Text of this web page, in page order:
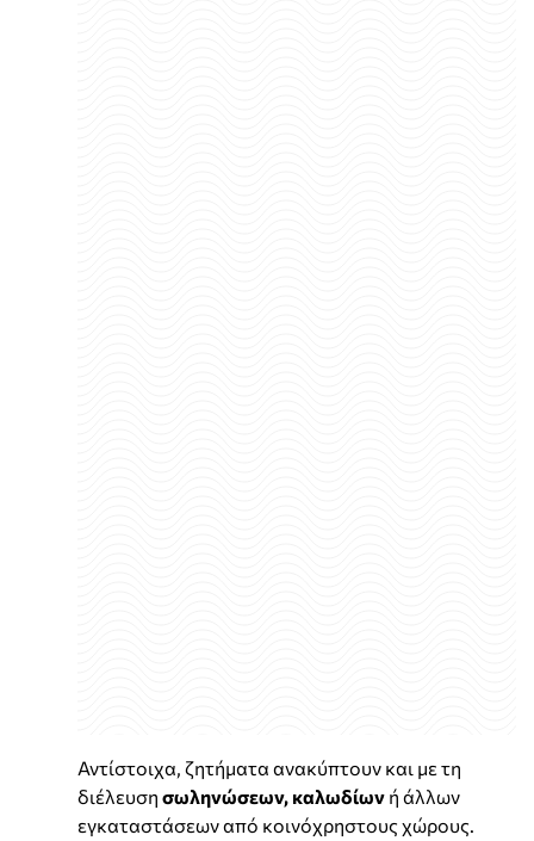
Αντίστοιχα, ζητήματα ανακύπτουν και με τη
διέλευση σωληνώσεων, καλωδίων ή άλλων
εγκαταστάσεων από κοινόχρηστους χώρους.